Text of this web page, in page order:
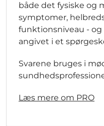
både det fysiske og
symptomer,
funktionsniveau -
angivet i et
Svarene bruges i
Læs mere om PRO